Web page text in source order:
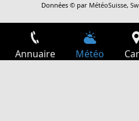
Données © par MétéoSuisse,
Annuaire Météo